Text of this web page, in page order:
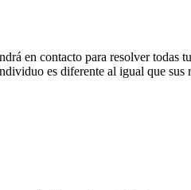
en contacto para resolver
es diferente al igual que sus